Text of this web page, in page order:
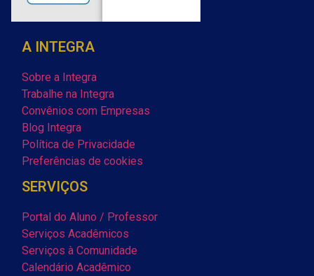
A INTEGRA
Sobre a Integra
Trabalhe na Integra
Convênios com Empresas
Blog Integra
Política de Privacidade
Preferências de cookies
SERVIÇOS
Portal do Aluno / Professor
Serviços Acadêmicos
Serviços à Comunidade
Calendário Acadêmico